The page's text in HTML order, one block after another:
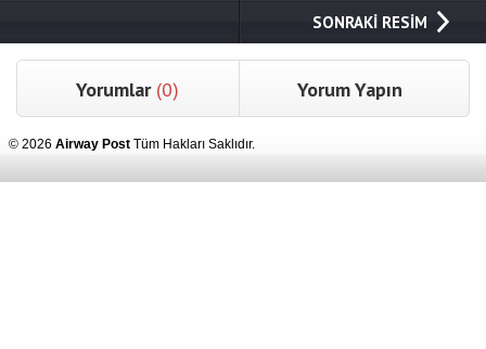
SONRAKİ RESİM
Yorumlar (0) Yorum Yapın
© 2026 Airway Post Tüm Hakları Saklıdır.